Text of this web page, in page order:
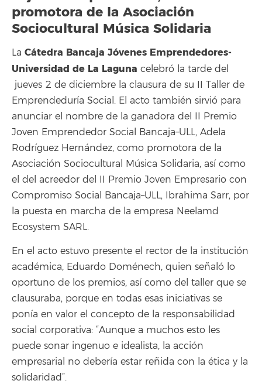
promotora de la Asociación
Sociocultural Música Solidaria
La Cátedra Bancaja Jóvenes Emprendedores-
Universidad de La Laguna celebró la tarde del
jueves 2 de diciembre la clausura de su II Taller de
Emprendeduría Social. El acto también sirvió para
anunciar el nombre de la ganadora del II Premio
Joven Emprendedor Social Bancaja–ULL, Adela
Rodríguez Hernández, como promotora de la
Asociación Sociocultural Música Solidaria, así como
el del acreedor del II Premio Joven Empresario con
Compromiso Social Bancaja–ULL, Ibrahima Sarr, por
la puesta en marcha de la empresa Neelamd
Ecosystem SARL.
En el acto estuvo presente el rector de la institución
académica, Eduardo Doménech, quien señaló lo
oportuno de los premios, así como del taller que se
clausuraba, porque en todas esas iniciativas se
ponía en valor el concepto de la responsabilidad
social corporativa: “Aunque a muchos esto les
puede sonar ingenuo e idealista, la acción
empresarial no debería estar reñida con la ética y la
solidaridad”.